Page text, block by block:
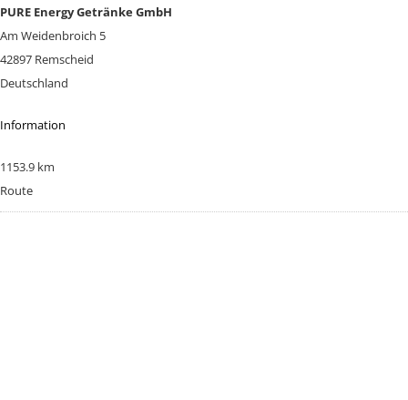
PURE Energy Getränke GmbH
Am Weidenbroich 5
42897 Remscheid
Deutschland
Information
1153.9 km
Route